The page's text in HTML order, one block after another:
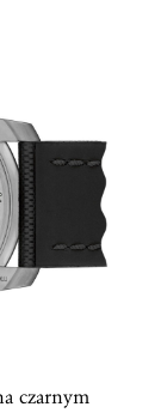
czarnym